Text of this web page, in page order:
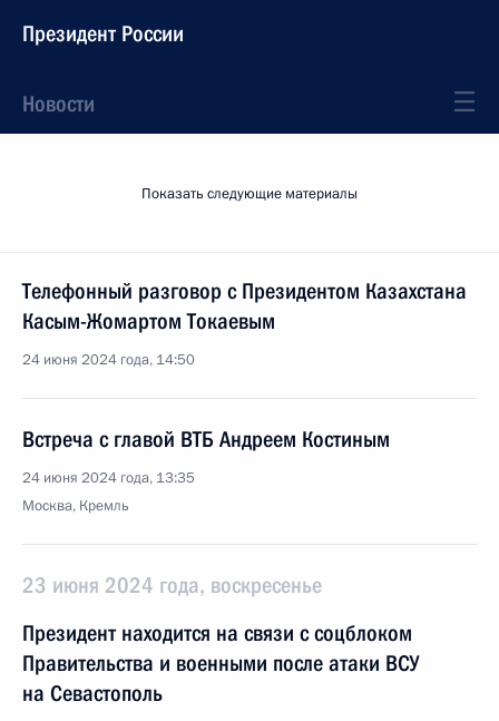
Президент России
Новости
Показать следующие материалы
Телефонный разговор с Президентом Казахстана
Касым-Жомартом Токаевым
24 июня 2024 года, 14:50
Встреча с главой ВТБ Андреем Костиным
24 июня 2024 года, 13:35
Москва, Кремль
23 июня 2024 года, воскресенье
Президент находится на связи с соцблоком
Правительства и военными после атаки ВСУ
на Севастополь